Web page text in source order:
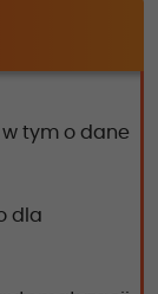
tym o dane
dla